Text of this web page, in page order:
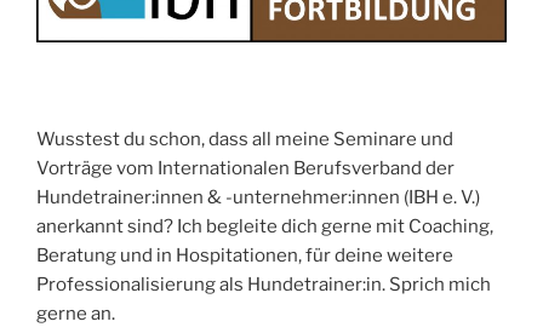
Wusstest du schon, dass all meine Seminare und
Vorträge vom Internationalen Berufsverband der
Hundetrainer:innen & -unternehmer:innen (IBH e. V.)
anerkannt sind? Ich begleite dich gerne mit Coaching,
Beratung und in Hospitationen, für deine weitere
Professionalisierung als Hundetrainer:in. Sprich mich
gerne an.